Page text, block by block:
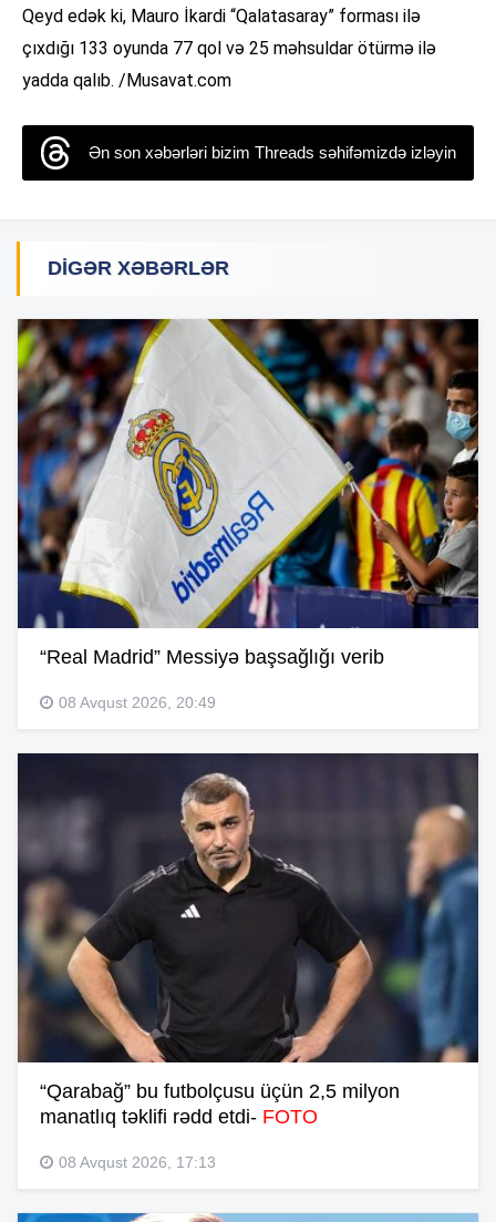
Qeyd edək ki, Mauro İkardi “Qalatasaray” forması ilə
çıxdığı 133 oyunda 77 qol və 25 məhsuldar ötürmə ilə
yadda qalıb. /Musavat.com
Ən son xəbərləri bizim Threads səhifəmizdə izləyin
DIGƏR XƏBƏRLƏR
“Real Madrid” Messiyə başsağlığı verib
08 Avqust 2026, 20:49
“Qarabağ” bu futbolçusu üçün 2,5 milyon
manatlıq təklifi rədd etdi- FOTO
08 Avqust 2026, 17:13